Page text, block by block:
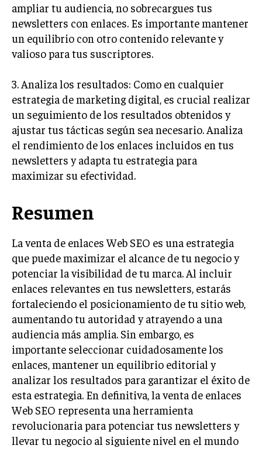
MARKETING DE INFLUENCERS
E-COMMERCE
E-COMMERCE Y COMERCIO ELECTRÓNICO
PRECIOS
GESTIÓN DE CRISIS EMPRESARIALES
EMPRESAS Y STARTUPS TECNOLÓGICAS
GESTIÓN DE LA EXPERIENCIA DEL CLIENTE
MÁS
GESTIÓN DE OPERACIONES Y CADENA DE
LOGÍSTICA EMPRESARIAL
CALIDAD Y MEJORA CONTINUA
TALENTOS
RECURSOS HUMANOS Y GESTIÓN DEL
TALENTO
COMPENSACIÓN Y BENEFICIOS
RECLUTAMIENTO Y SELECCIÓN
DESARROLLO DE PERSONAL
GESTIÓN DEL DESEMPEÑO
CULTURA Y CLIMA ORGANIZACIONAL
ampliar tu audiencia, no sobrecargues tus
newsletters con enlaces. Es importante mantener
un equilibrio con otro contenido relevante y
valioso para tus suscriptores.
3. Analiza los resultados: Como en cualquier
estrategia de marketing digital, es crucial realizar
un seguimiento de los resultados obtenidos y
ajustar tus tácticas según sea necesario. Analiza
el rendimiento de los enlaces incluidos en tus
newsletters y adapta tu estrategia para
maximizar su efectividad.
Resumen
La venta de enlaces Web SEO es una estrategia
que puede maximizar el alcance de tu negocio y
potenciar la visibilidad de tu marca. Al incluir
enlaces relevantes en tus newsletters, estarás
fortaleciendo el posicionamiento de tu sitio web,
aumentando tu autoridad y atrayendo a una
audiencia más amplia. Sin embargo, es
importante seleccionar cuidadosamente los
enlaces, mantener un equilibrio editorial y
analizar los resultados para garantizar el éxito de
esta estrategia. En definitiva, la venta de enlaces
Web SEO representa una herramienta
revolucionaria para potenciar tus newsletters y
llevar tu negocio al siguiente nivel en el mundo